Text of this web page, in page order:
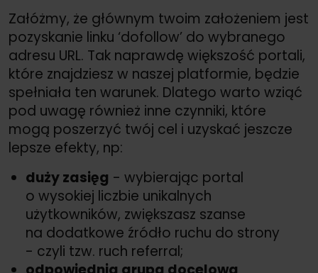
Załóżmy, że głównym twoim założeniem jest
pozyskanie linku ‘dofollow’ do wybranego
adresu URL. Tak naprawdę większość portali,
które znajdziesz w naszej platformie, będzie
spełniała ten warunek. Dlatego warto wziąć
pod uwagę również inne czynniki, które
mogą poszerzyć twój cel i uzyskać jeszcze
lepsze efekty, np:
duży zasięg - wybierając portal
o wysokiej liczbie unikalnych
użytkowników, zwiększasz szanse
na dodatkowe źródło ruchu do strony
- czyli tzw. ruch referral;